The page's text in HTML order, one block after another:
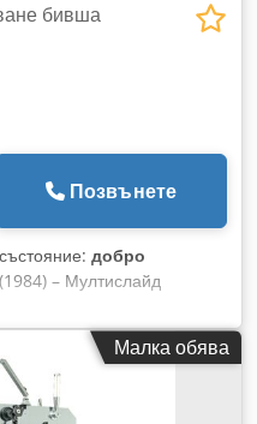
бивша
Позвънете
добро
– Мултислайд
Dkjdpfx Aeh T
плъзгача, като има
Налични са няколко
лента, така и за тел.
6 плъзгача –
Малка обява